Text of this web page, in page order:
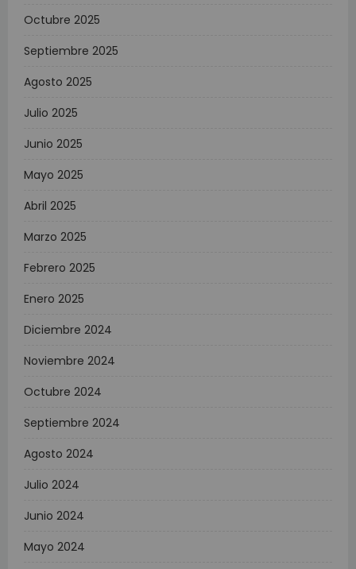
Octubre 2025
Septiembre 2025
Agosto 2025
Julio 2025
Junio 2025
Mayo 2025
Abril 2025
Marzo 2025
Febrero 2025
Enero 2025
Diciembre 2024
Noviembre 2024
Octubre 2024
Septiembre 2024
Agosto 2024
Julio 2024
Junio 2024
Mayo 2024